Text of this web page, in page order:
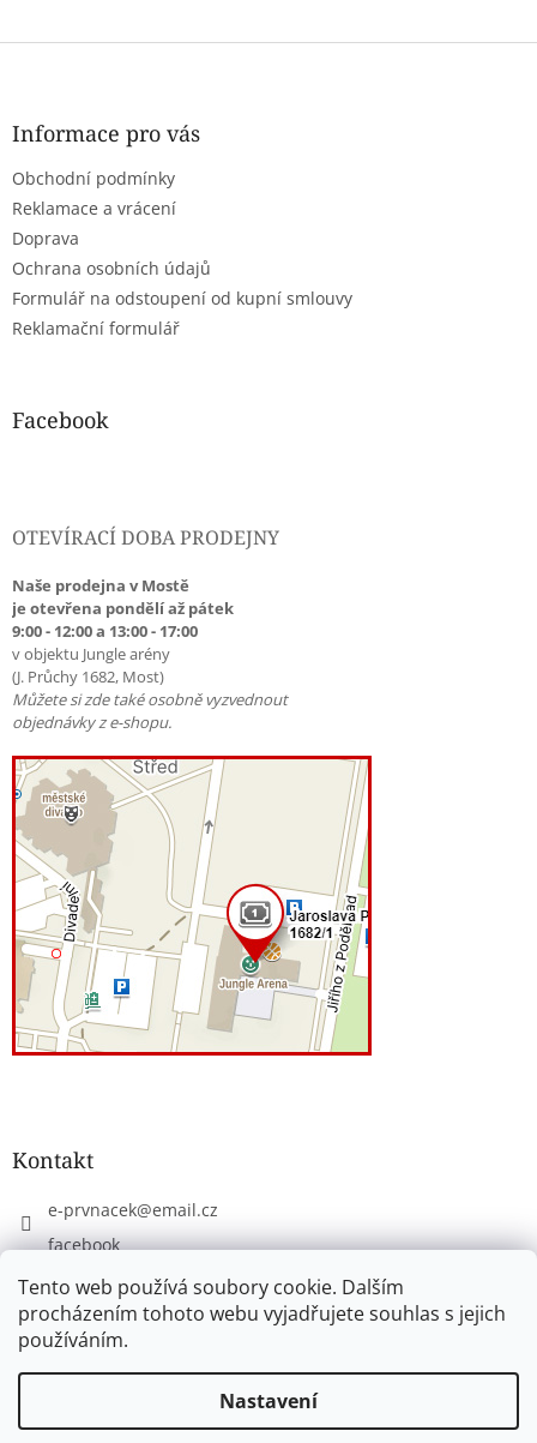
Tento web používá soubory cookie. Dalším
procházením tohoto webu vyjadřujete souhlas s jejich
používáním.
Nastavení
Z
Informace pro vás
Obchodní podmínky
Reklamace a vrácení
Doprava
Ochrana osobních údajů
Formulář na odstoupení od kupní smlouvy
Reklamační formulář
Facebook
OTEVÍRACÍ DOBA PRODEJNY
Naše prodejna v Mostě
je otevřena pondělí až pátek
9:00 - 12:00 a 13:00 - 17:00
v objektu Jungle arény
(J. Průchy 1682, Most)
Můžete si zde také osobně vyzvednout
objednávky z e-shopu.
Kontakt
e-prvnacek@email.cz
facebook
eprvnacek